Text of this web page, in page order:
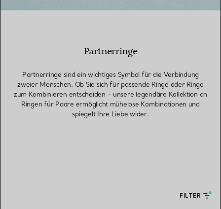
Partnerringe
Partnerringe sind ein wichtiges Symbol für die Verbindung
zweier Menschen. Ob Sie sich für passende Ringe oder Ringe
zum Kombinieren entscheiden – unsere legendäre Kollektion an
Ringen für Paare ermöglicht mühelose Kombinationen und
spiegelt Ihre Liebe wider.
FILTER